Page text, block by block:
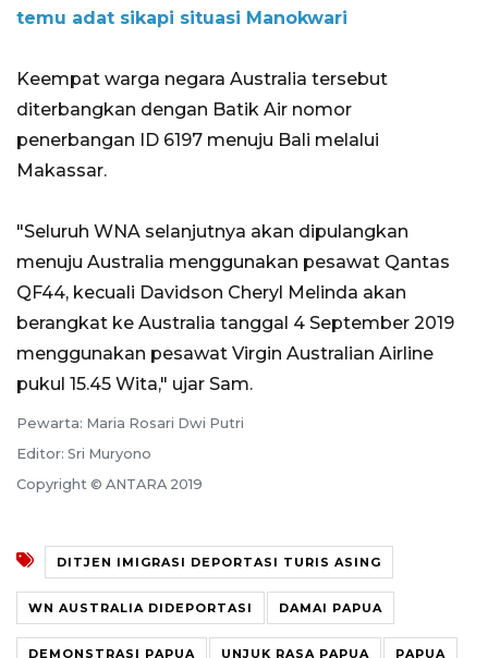
temu adat sikapi situasi Manokwari
Keempat warga negara Australia tersebut
diterbangkan dengan Batik Air nomor
penerbangan ID 6197 menuju Bali melalui
Makassar.
"Seluruh WNA selanjutnya akan dipulangkan
menuju Australia menggunakan pesawat Qantas
QF44, kecuali Davidson Cheryl Melinda akan
berangkat ke Australia tanggal 4 September 2019
menggunakan pesawat Virgin Australian Airline
pukul 15.45 Wita," ujar Sam.
Pewarta: Maria Rosari Dwi Putri
Editor: Sri Muryono
Copyright © ANTARA 2019
DITJEN IMIGRASI DEPORTASI TURIS ASING
WN AUSTRALIA DIDEPORTASI DAMAI PAPUA
DEMONSTRASI PAPUA UNJUK RASA PAPUA PAPUA